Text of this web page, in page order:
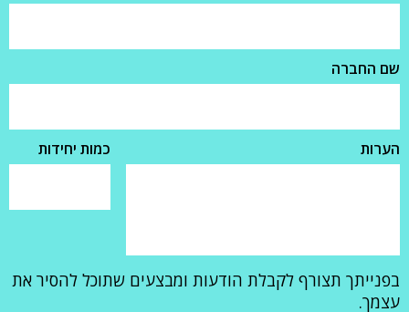
שם החברה
הערות כמות יחידות
בפנייתך תצורף לקבלת הודעות ומבצעים שתוכל להסיר את
עצמך.